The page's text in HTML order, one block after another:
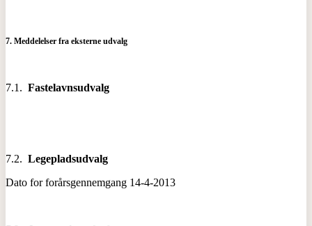
7. Meddelelser fra eksterne udvalg
7.1. Fastelavnsudvalg
7.2. Legepladsudvalg
Dato for forårsgennemgang 14-4-2013